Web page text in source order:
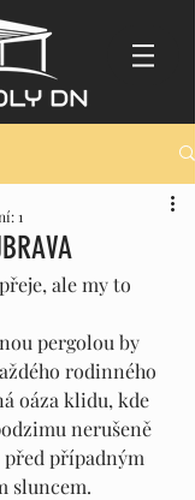
1
ale my to
pergolou by
rodinného
oáza klidu, kde
nerušeně
případným
sluncem.